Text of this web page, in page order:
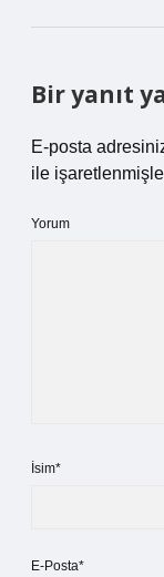
Bir yanıt
E-posta
ile
Yorum
İsim*
E-Posta*